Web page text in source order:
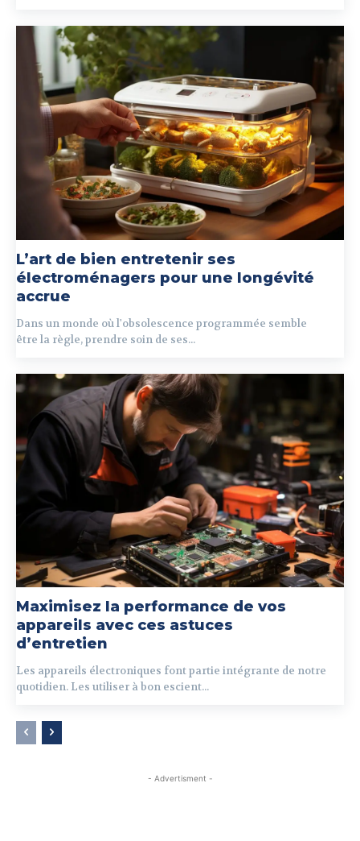
L’art de bien entretenir ses
électroménagers pour une longévité
accrue
Dans un monde où l'obsolescence programmée semble
être la règle, prendre soin de ses...
Maximisez la performance de vos
appareils avec ces astuces
d’entretien
Les appareils électroniques font partie intégrante de notre
quotidien. Les utiliser à bon escient...
- Advertisment -